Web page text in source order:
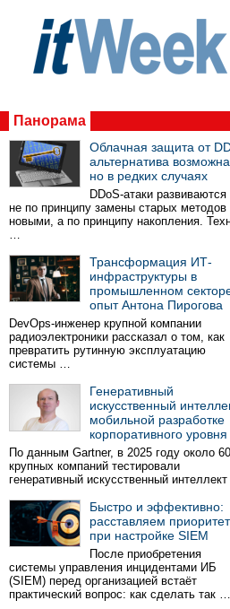
Панорама
Облачная защита от
альтернатива возможна,
но в редких случаях
DDoS-атаки развиваются
не по принципу замены старых методов
новыми, а по принципу накопления.
…
Трансформация ИТ-
инфраструктуры в
промышленном
опыт Антона Пирогова
DevOps-инженер крупной компании
радиоэлектроники рассказал о том, как
превратить рутинную эксплуатацию
системы …
Генеративный
искусственный
мобильной разработке
корпоративного уровня
По данным Gartner, в 2025 году около
крупных компаний тестировали
генеративный искусственный
Быстро и эффективно:
расставляем
при настройке SIEM
После приобретения
системы управления инцидентами ИБ
(SIEM) перед организацией встаёт
практический вопрос: как сделать так …